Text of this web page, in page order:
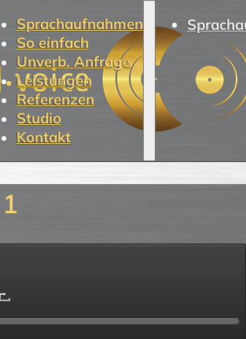
Sprachaufnahmen
So einfach
Unverb. Anfrage
Leistungen
Referenzen
Studio
Kontakt